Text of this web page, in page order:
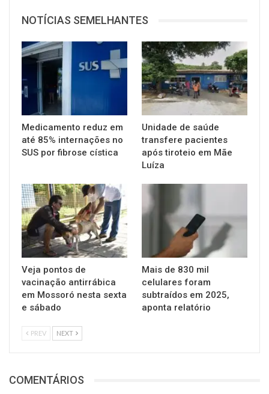
NOTÍCIAS SEMELHANTES
Medicamento reduz em
até 85% internações no
SUS por fibrose cística
Unidade de saúde
transfere pacientes
após tiroteio em Mãe
Luíza
Veja pontos de
vacinação antirrábica
em Mossoró nesta sexta
e sábado
Mais de 830 mil
celulares foram
subtraídos em 2025,
aponta relatório
PREV NEXT
COMENTÁRIOS